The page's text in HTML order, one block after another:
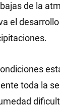
de la
el
toda la